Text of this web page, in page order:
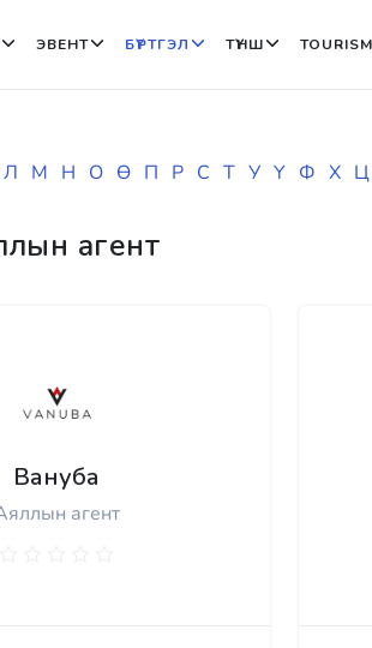
ЭВЕНТ БҮРТГЭЛ ТҮНШ
Л М Н О Ө П Р С Т У Ү Ф Х Ц
агент
Вануба
агент